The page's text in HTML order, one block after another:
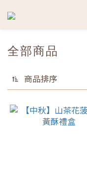
全部商品
商品排序